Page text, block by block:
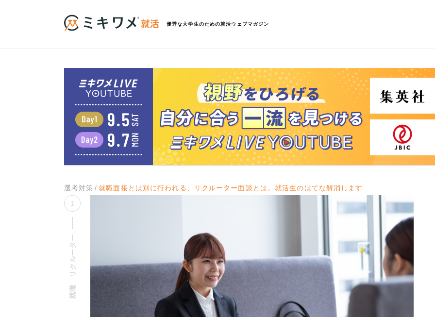
優秀な大学生のための就活ウェブマガジン
選考対策 就職面接とは別に行われる、リクルーター面談とは。就活生のはてな解消します
就職 リクルーター